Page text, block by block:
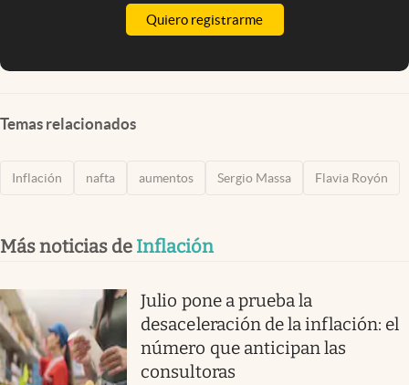
Quiero registrarme
Temas relacionados
Inflación nafta aumentos Sergio Massa Flavia Royón
Más noticias de Inflación
Julio pone a prueba la
desaceleración de la inflación: el
número que anticipan las
consultoras